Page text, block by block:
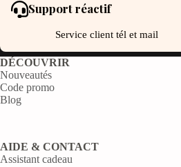
Support réactif
Service client tél et mail
DÉCOUVRIR
Nouveautés
Code promo
Blog
AIDE & CONTACT
Assistant cadeau